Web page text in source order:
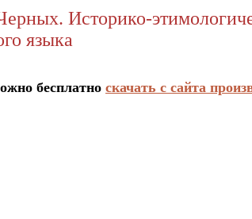
Историко-
языка
бесплатно скачать с сайта